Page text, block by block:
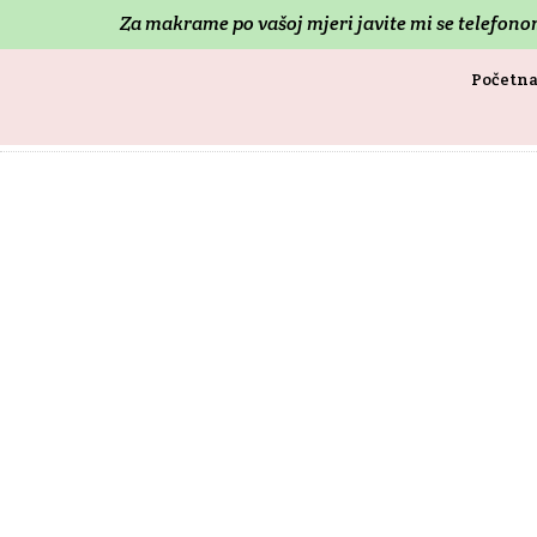
Za makrame po vašoj mjeri javite mi se
Početna